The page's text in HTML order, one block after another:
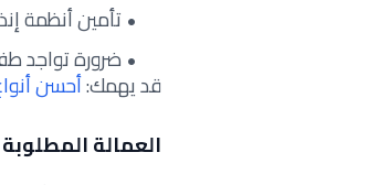
تأمين أنظمة
ضرورة تواجد
قد يهمك:أحسن
العمالة